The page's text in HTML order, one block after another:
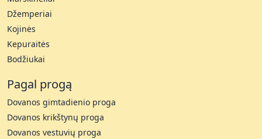
Džemperiai
Kojinės
Kepuraitės
Bodžiukai
Pagal progą
Dovanos gimtadienio proga
Dovanos krikštynų proga
Dovanos vestuvių proga